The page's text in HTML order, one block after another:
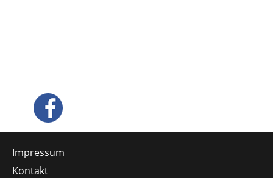
Impressum
Kontakt